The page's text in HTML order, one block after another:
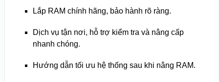
Lắp RAM chính hãng, bảo hành rõ ràng.
Dịch vụ tận nơi, hỗ trợ kiểm tra và nâng cấp
nhanh chóng.
Hướng dẫn tối ưu hệ thống sau khi nâng RAM.